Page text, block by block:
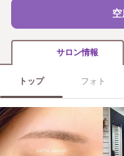
サロン情報
トップ フォト